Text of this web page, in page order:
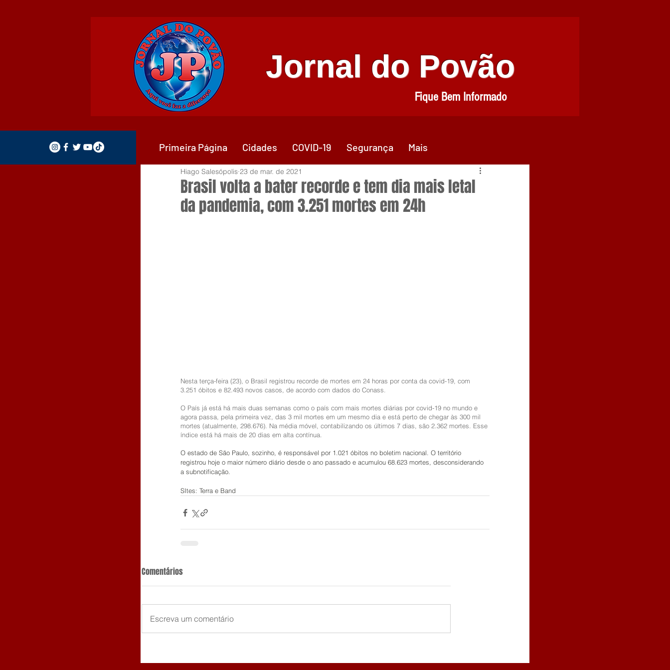
Jornal do Povão
Fique Bem Informado
Brasil volta a bater recorde e tem dia mais letal
da pandemia, com 3.251 mortes em 24h
Hiago Salesópolis 23 de mar. de 2021
Nesta terça-feira (23), o Brasil registrou recorde de mortes em 24 horas por conta da covid-19, com
3.251 óbitos e 82.493 novos casos, de acordo com dados do Conass.
O País já está há mais duas semanas como o país com mais mortes diárias por covid-19 no mundo e
agora passa, pela primeira vez, das 3 mil mortes em um mesmo dia e está perto de chegar às 300 mil
mortes (atualmente, 298.676). Na média móvel, contabilizando os últimos 7 dias, são 2.362 mortes. Esse
índice está há mais de 20 dias em alta contínua.
O estado de São Paulo, sozinho, é responsável por 1.021 óbitos no boletim nacional. O território
registrou hoje o maior número diário desde o ano passado e acumulou 68.623 mortes, desconsiderando
a subnotificação.
SItes: Terra e Band
Comentários
Escreva um comentário
Primeira Página Cidades COVID-19 Segurança Mais